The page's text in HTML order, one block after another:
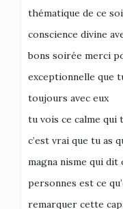
thématique de ce
conscience divine
bons soirée merci
exceptionnelle que
toujours avec eux
tu vois ce calme qui
c’est vrai que tu as
magna nisme qui
personnes est ce
remarquer cette